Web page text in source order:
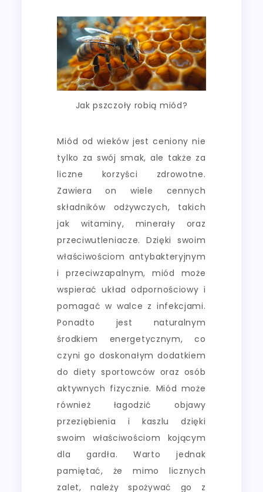
Jak pszczoły robią miód?
Miód od wieków jest ceniony nie
tylko za swój smak, ale także za
liczne korzyści zdrowotne.
Zawiera on wiele cennych
składników odżywczych, takich
jak witaminy, minerały oraz
przeciwutleniacze. Dzięki swoim
właściwościom antybakteryjnym
i przeciwzapalnym, miód może
wspierać układ odpornościowy i
pomagać w walce z infekcjami.
Ponadto jest naturalnym
środkiem energetycznym, co
czyni go doskonałym dodatkiem
do diety sportowców oraz osób
aktywnych fizycznie. Miód może
również łagodzić objawy
przeziębienia i kaszlu dzięki
swoim właściwościom kojącym
dla gardła. Warto jednak
pamiętać, że mimo licznych
zalet, należy spożywać go z